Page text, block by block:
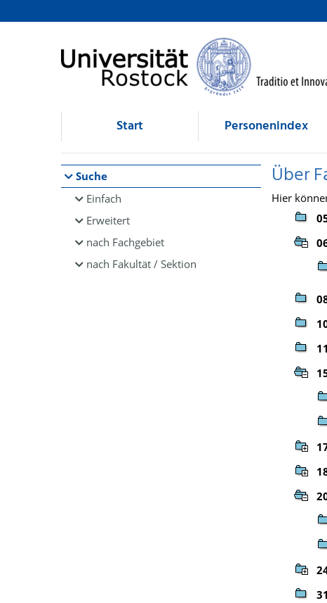
Browsen
direkt zum Inhalt
Start Personenindex
Suche
Einfach
Erweitert
nach Fachgebiet
nach Fakultät / Sektion
Über
Hier